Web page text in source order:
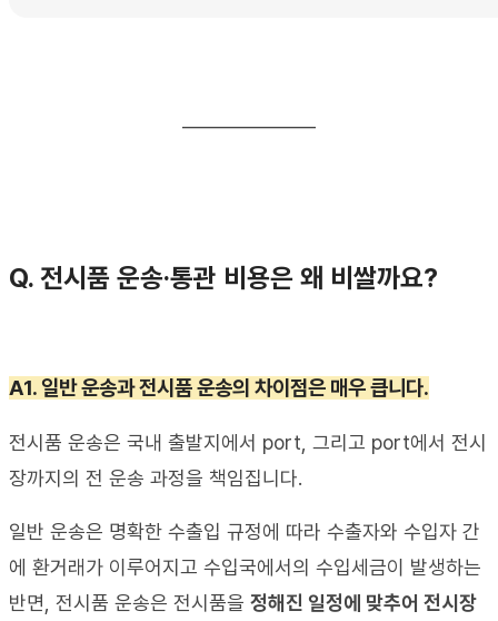
Q. 전시품 운송·통관 비용은 왜 비쌀까요?
A1. 일반 운송과 전시품 운송의 차이점은 매우 큽니다.
전시품 운송은 국내 출발지에서 port, 그리고 port에서 전시
장까지의 전 운송 과정을 책임집니다.
일반 운송은 명확한 수출입 규정에 따라 수출자와 수입자 간
에 환거래가 이루어지고 수입국에서의 수입세금이 발생하는
반면 전시품 운송은 전시품을 정해진 일정에 맞추어 전시장